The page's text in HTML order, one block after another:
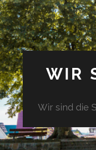
WIR
Wir sind die